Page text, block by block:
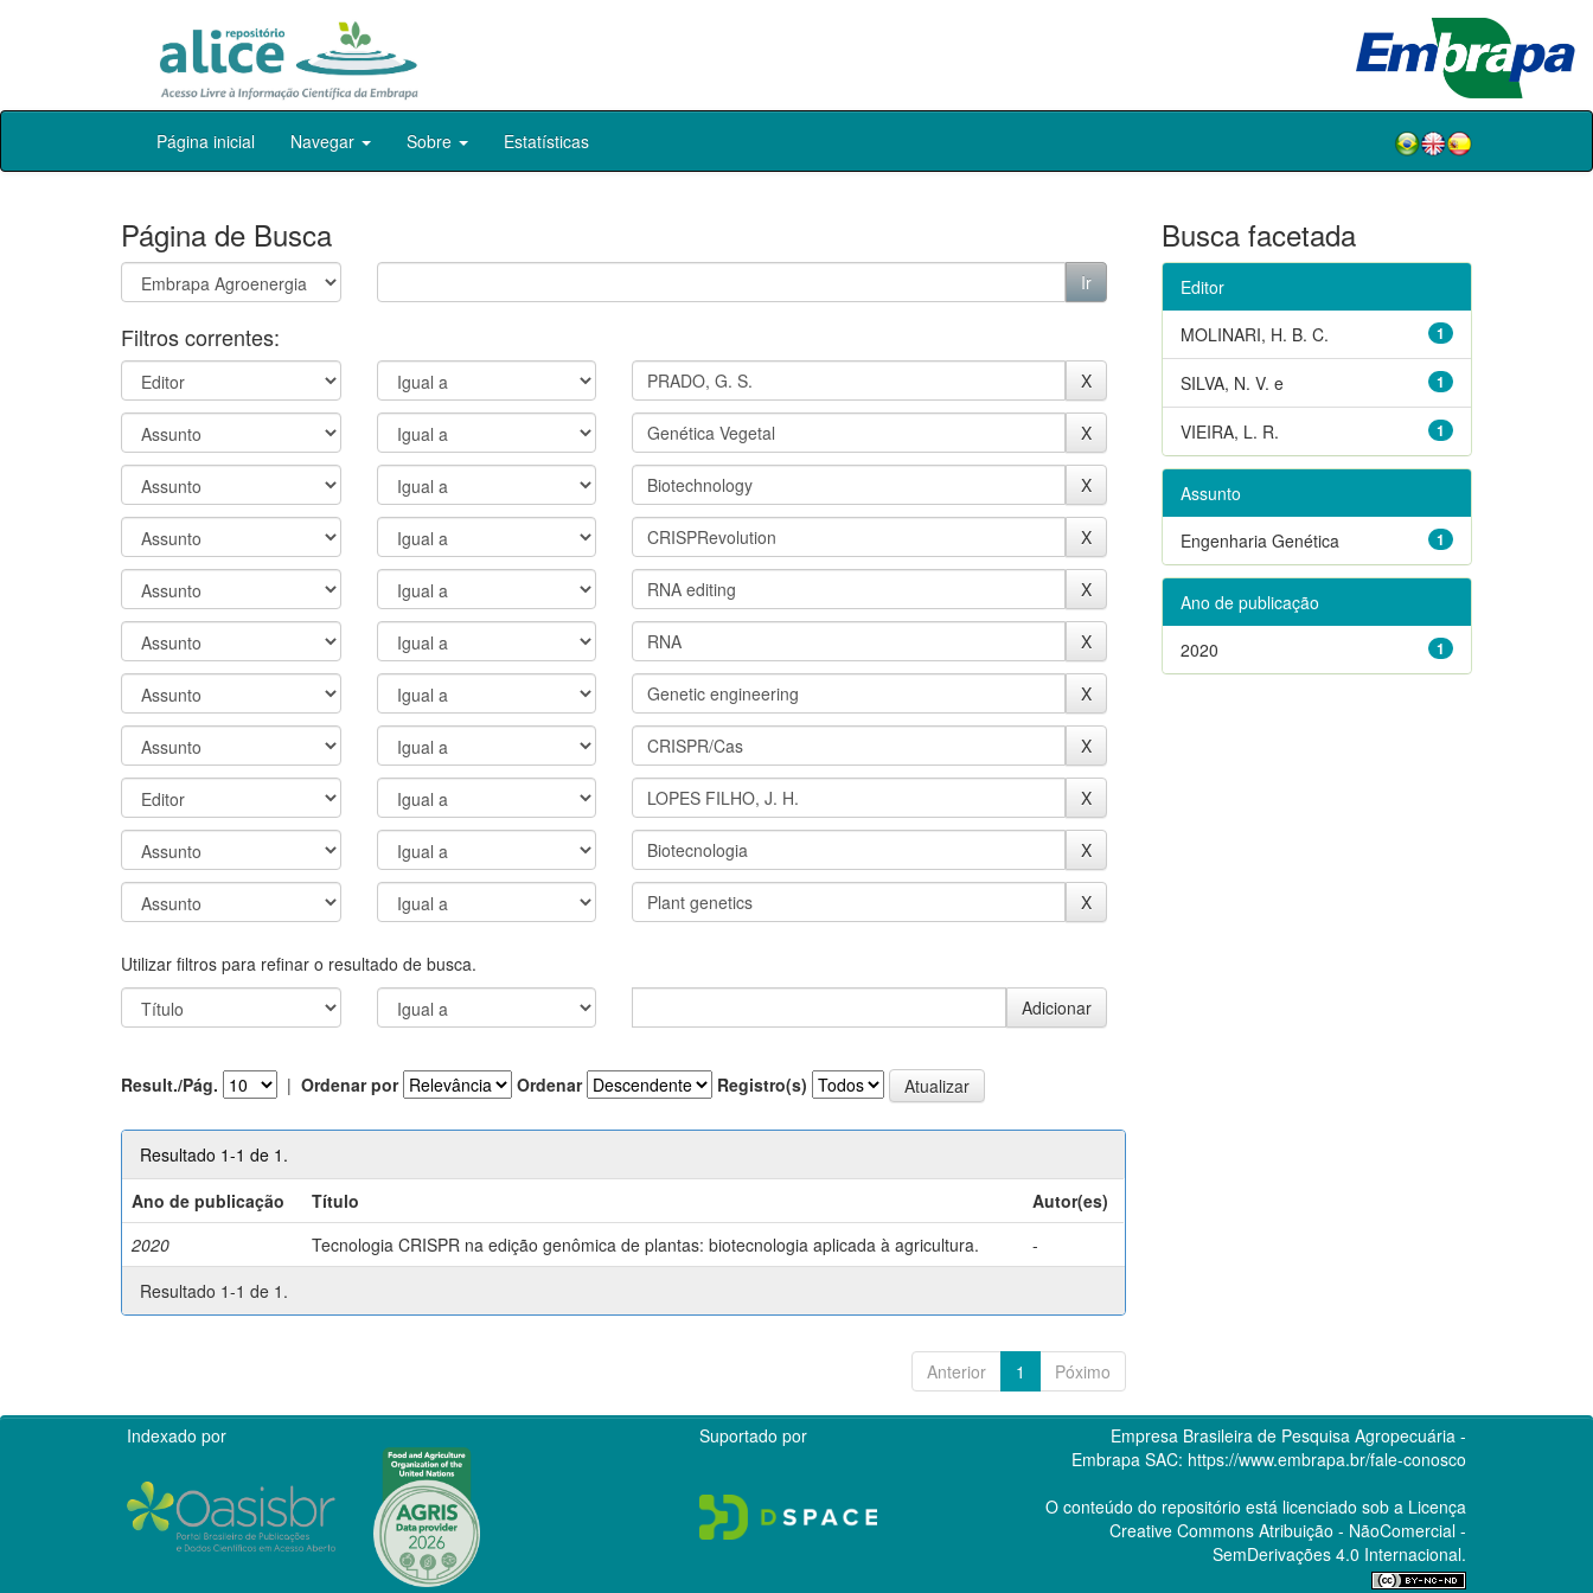
Skip
Página inicial Navegar Sobre Estatísticas
Página de Busca
Filtros correntes:
Utilizar filtros para refinar o resultado de busca.
Result./Pág. | Ordenar por Ordenar Registro(s)
Resultado 1-1 de 1.
Ano de publicação
Título
Autor(es)
2020
Tecnologia CRISPR na edição genômica de plantas: biotecnologia aplicada à agricultura.
-
Resultado 1-1 de 1.
Anterior 1 Póximo
Busca facetada
Editor
1
MOLINARI, H. B. C.
1
SILVA, N. V. e
1
VIEIRA, L. R.
Assunto
1
Engenharia Genética
Ano de publicação
1
2020
Indexado por Suportado por
Empresa Brasileira de Pesquisa Agropecuária -
Embrapa SAC: https://www.embrapa.br/fale-conosco
O conteúdo do repositório está licenciado sob a Licença
Creative CommonsAtribuição - NãoComercial -
SemDerivações 4.0 Internacional.